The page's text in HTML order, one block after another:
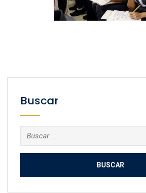
Buscar
Buscar: